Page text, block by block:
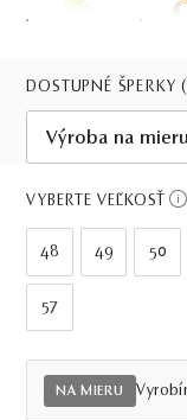
DOSTUPNÉ ŠPERKY
Výroba na
Viac ako 30 dní
VYBERTE VEĽKOSŤ
48 49 50
57
NA MIERU